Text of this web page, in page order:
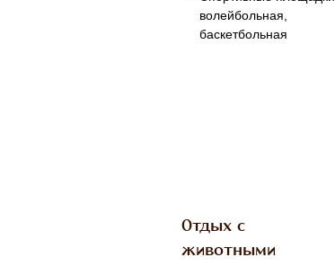
волейбольная,
баскетбольная
Отдых с
животными